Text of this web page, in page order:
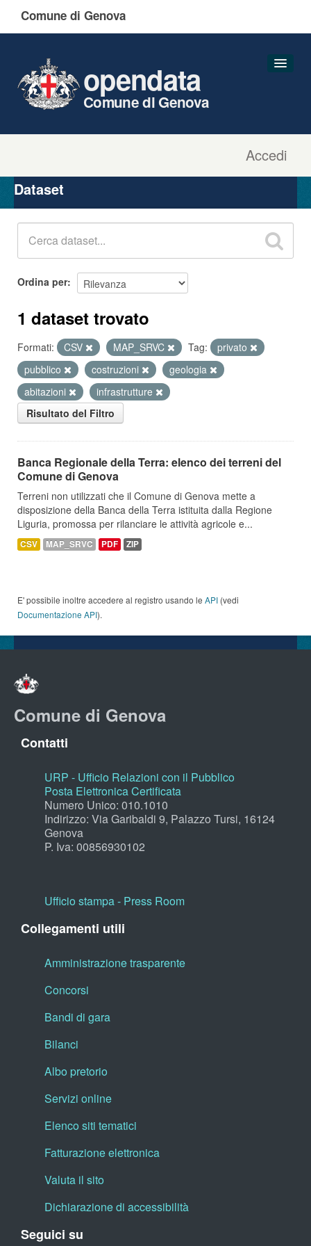
Comune di Genova
Accedi
opendata
Comune di Genova
Organizzazioni
Gruppi
Dataset
Ordina per
1 dataset trovato
Formati: CSV MAP_SRVC Tag:
privato
pubblico
costruzioni
geologia
abitazioni
infrastrutture
Risultato del Filtro
Banca Regionale della Terra: elenco dei terreni del
Comune di Genova
Terreni non utilizzati che il Comune di Genova mette a
disposizione della Banca della Terra istituita dalla Regione
Liguria, promossa per rilanciare le attività agricole e...
CSV MAP_SRVC PDF ZIP
E' possibile inoltre accedere al registro usando le API (vedi
Documentazione API).
Comune di Genova
Contatti
URP - Ufficio Relazioni con il Pubblico
Posta Elettronica Certificata
Numero Unico: 010.1010
Indirizzo: Via Garibaldi 9, Palazzo Tursi, 16124
Genova
P. Iva: 00856930102
Ufficio stampa - Press Room
Collegamenti utili
Amministrazione trasparente
Concorsi
Bandi di gara
Bilanci
Albo pretorio
Servizi online
Elenco siti tematici
Fatturazione elettronica
Valuta il sito
Dichiarazione di accessibilità
Seguici su